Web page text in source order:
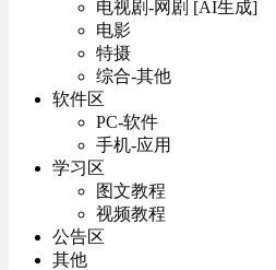
电视剧-网剧 [AI生成]
电影
特摄
综合-其他
软件区
PC-软件
手机-应用
学习区
图文教程
视频教程
公告区
其他